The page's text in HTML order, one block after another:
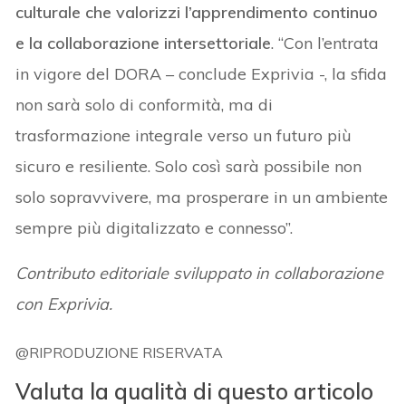
culturale che valorizzi l’apprendimento continuo
e la collaborazione intersettoriale. “Con l’entrata
in vigore del DORA – conclude Exprivia -, la sfida
non sarà solo di conformità, ma di
trasformazione integrale verso un futuro più
sicuro e resiliente. Solo così sarà possibile non
solo sopravvivere, ma prosperare in un ambiente
sempre più digitalizzato e connesso”.
Contributo editoriale sviluppato in collaborazione
con Exprivia.
@RIPRODUZIONE RISERVATA
Valuta la qualità di questo articolo